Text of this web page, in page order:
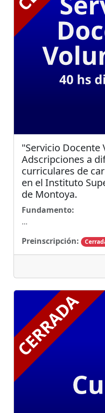
"Servicio Docente
Adscripciones a
curriculares de
en el Instituto
de Montoya.
Fundamento:
...
Preinscripción: